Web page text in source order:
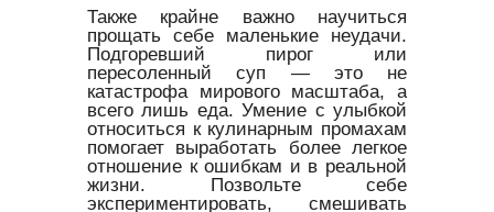
Также крайне важно научиться
прощать себе маленькие неудачи.
Подгоревший пирог или
пересоленный суп — это не
катастрофа мирового масштаба, а
всего лишь еда. Умение с улыбкой
относиться к кулинарным промахам
помогает выработать более легкое
отношение к ошибкам и в реальной
жизни. Позвольте себе
экспериментировать, смешивать